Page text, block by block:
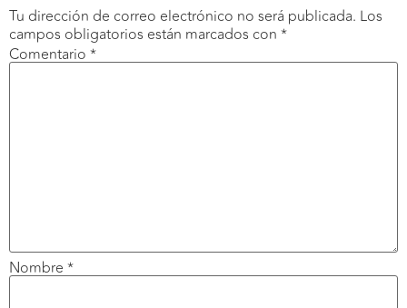
Tu dirección de correo electrónico no será publicada. Los
campos obligatorios están marcados con *
Comentario *
Nombre *